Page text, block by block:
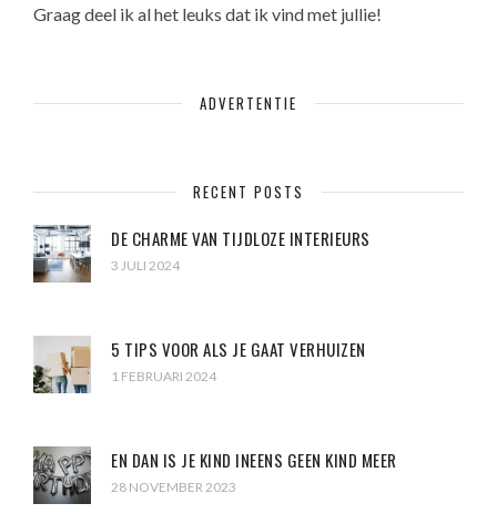
Graag deel ik al het leuks dat ik vind met jullie!
ADVERTENTIE
RECENT POSTS
DE CHARME VAN TIJDLOZE INTERIEURS
3 JULI 2024
5 TIPS VOOR ALS JE GAAT VERHUIZEN
1 FEBRUARI 2024
EN DAN IS JE KIND INEENS GEEN KIND MEER
28 NOVEMBER 2023